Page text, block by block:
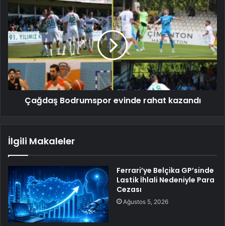
Çağdaş Bodrumspor evinde rahat kazandı
İlgili Makaleler
Ferrari’ye Belçika GP’sinde
Lastik İhlali Nedeniyle Para
Cezası
Ağustos 5, 2026